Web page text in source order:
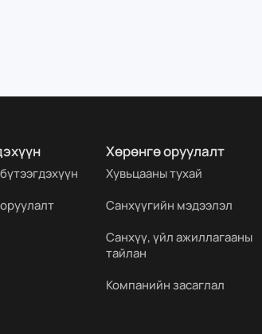
Хөрөнгө оруулалт
Хувьцааны тухай
Санхүүгийн мэдээлэл
Санхүү, үйл ажиллагааны
тайлан
Компанийн засаглал